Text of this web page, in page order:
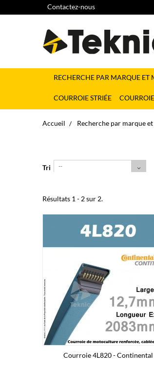
Contactez-nous
RECHERCHE PAR MARQUE ET
COURROIE STRIÉE
Accueil Recherche par marque
Tri --
Résultats 1 - 2 sur 2.
Courroie 4L820 - Continental